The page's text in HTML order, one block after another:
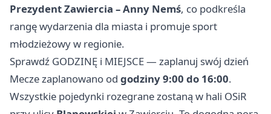
Prezydent Zawiercia – Anny Nemś, co podkreśla
rangę wydarzenia dla miasta i promuje sport
młodzieżowy w regionie.
Sprawdź GODZINĘ i MIEJSCE — zaplanuj swój dzień
Mecze zaplanowano od godziny 9:00 do 16:00.
Wszystkie pojedynki rozegrane zostaną w hali OSiR